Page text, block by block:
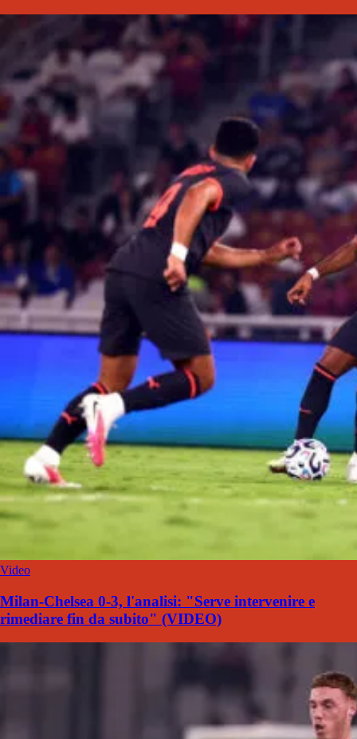
Video
Milan-Chelsea 0-3, l'analisi: "Serve intervenire e
rimediare fin da subito" (VIDEO)